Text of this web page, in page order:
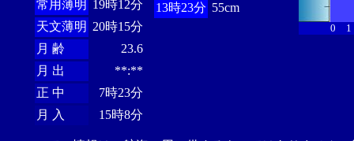
常用薄明 19時12分
天文薄明 20時15分
月 齢
23.6
月 出
**:**
正 中
7時23分
月 入
15時8分
13時23分 55cm
0 1